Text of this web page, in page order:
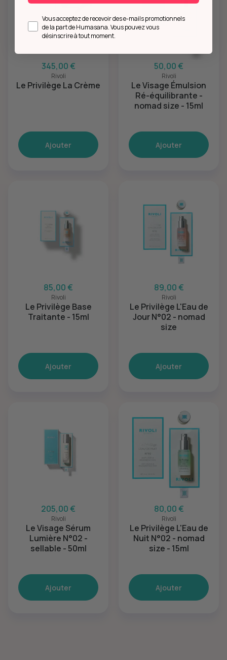
345,00 €
Rivoli
Le Privilège La Crème
Ajouter
50,00 €
Rivoli
Le Visage Émulsion
Ré-équilibrante -
nomad size - 15ml
Ajouter
85,00 €
Rivoli
Le Privilège Base
Traitante - 15ml
Ajouter
89,00 €
Rivoli
Le Privilège L'Eau de
Jour N°02 - nomad
size
Ajouter
205,00 €
Rivoli
Le Visage Sérum
Lumière N°02 -
sellable - 50ml
Ajouter
80,00 €
Rivoli
Le Privilège L'Eau de
Nuit N°02 - nomad
size - 15ml
Ajouter
Opt inVous acceptez de recevoir des e-mails promotionnels
de la part de Humasana. Vous pouvez vous
désinscrire à tout moment.